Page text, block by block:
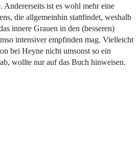
Andererseits ist es wohl mehr eine
die allgemeinhin stattfindet, weshalb
innere Grauen in den (besseren)
intensiver empfinden mag. Vielleicht
bei Heyne nicht umsonst so ein
wollte nur auf das Buch hinweisen.